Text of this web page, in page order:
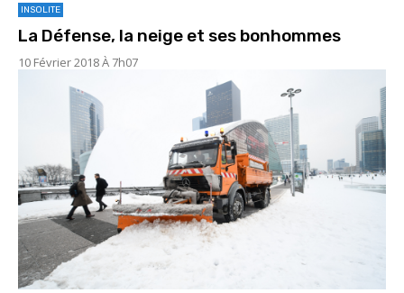
INSOLITE
La Défense, la neige et ses bonhommes
10 Février 2018 À 7h07